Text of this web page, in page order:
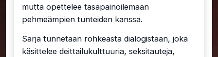
mutta opettelee tasapainoilemaan
pehmeämpien tunteiden kanssa.
Sarja tunnetaan rohkeasta dialogistaan, joka
käsittelee deittailukulttuuria, seksitauteja,